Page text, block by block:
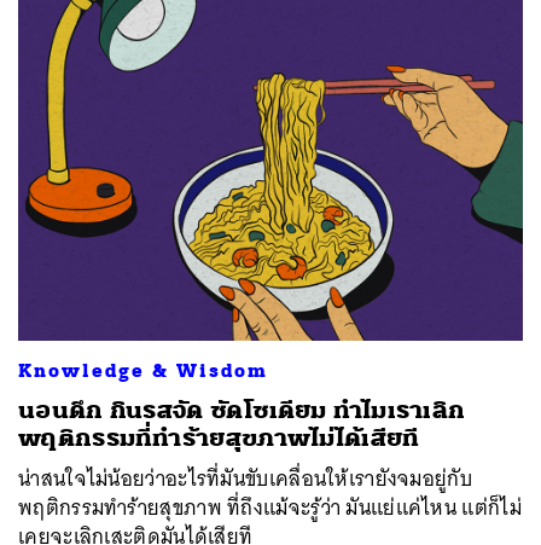
Knowledge & Wisdom
นอนดึก กินรสจัด ซัดโซเดียม ทำไมเราเลิก
พฤติกรรมที่ทำร้ายสุขภาพไม่ได้เสียที
น่าสนใจไม่น้อยว่าอะไรที่มันขับเคลื่อนให้เรายังจมอยู่กับ
พฤติกรรมทำร้ายสุขภาพ ที่ถึงแม้จะรู้ว่า มันแย่แค่ไหน แต่ก็ไม่
เคยจะเลิกเสะติดมันได้เสียที